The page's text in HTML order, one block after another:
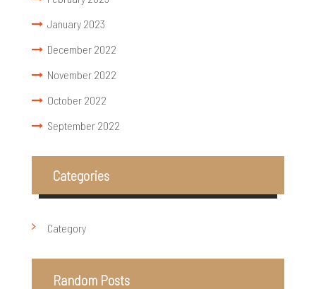
January 2023
December 2022
November 2022
October 2022
September 2022
Categories
Category
Random Posts